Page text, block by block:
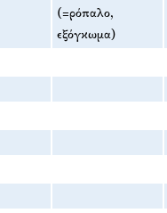
(=ρόπαλο,
εξόγκωμα)